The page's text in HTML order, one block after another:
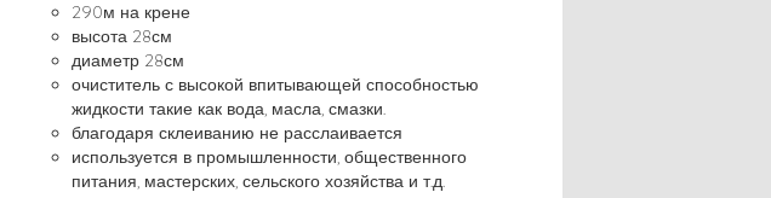
290м на крене
высота 28см
диаметр 28см
очиститель с высокой впитывающей способностью
жидкости такие как вода, масла, смазки.
благодаря склеиванию не расслаивается
используется в промышленности, общественного
питания, мастерских, сельского хозяйства и т.д.